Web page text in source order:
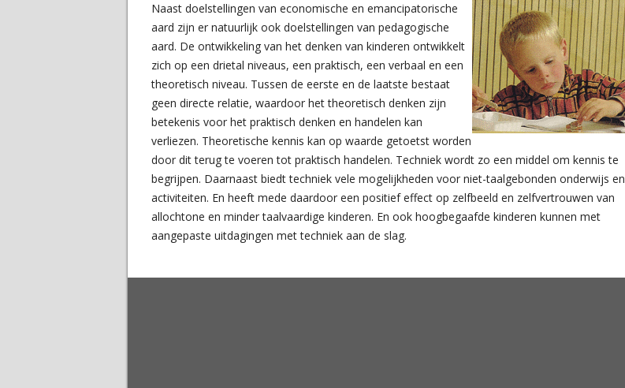
Naast doelstellingen van economische en emancipatorische
aard zijn er natuurlijk ook doelstellingen van pedagogische
aard. De ontwikkeling van het denken van kinderen ontwikkelt
zich op een drietal niveaus, een praktisch, een verbaal en een
theoretisch niveau. Tussen de eerste en de laatste bestaat
geen directe relatie, waardoor het theoretisch denken zijn
betekenis voor het praktisch denken en handelen kan
verliezen. Theoretische kennis kan op waarde getoetst worden
door dit terug te voeren tot praktisch handelen. Techniek wordt zo een middel om kennis te
begrijpen. Daarnaast biedt techniek vele mogelijkheden voor niet-taalgebonden onderwijs en
activiteiten. En heeft mede daardoor een positief effect op zelfbeeld en zelfvertrouwen van
allochtone en minder taalvaardige kinderen. En ook hoogbegaafde kinderen kunnen met
aangepaste uitdagingen met techniek aan de slag.